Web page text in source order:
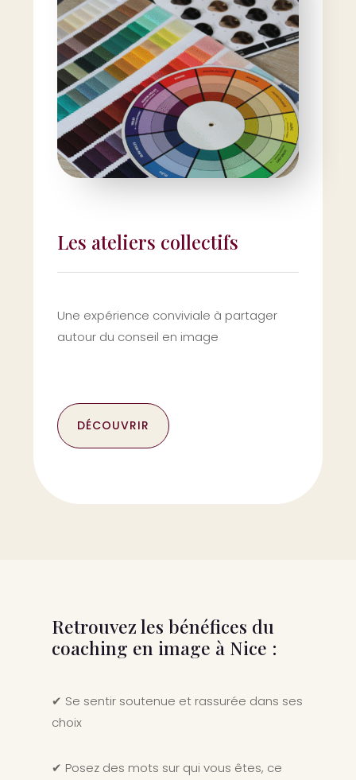
Les ateliers collectifs
Une expérience conviviale à partager
autour du conseil en image
DÉCOUVRIR
Retrouvez les bénéfices du
coaching en image à Nice :
✔ Se sentir soutenue et rassurée dans ses
choix
✔ Posez des mots sur qui vous êtes, ce